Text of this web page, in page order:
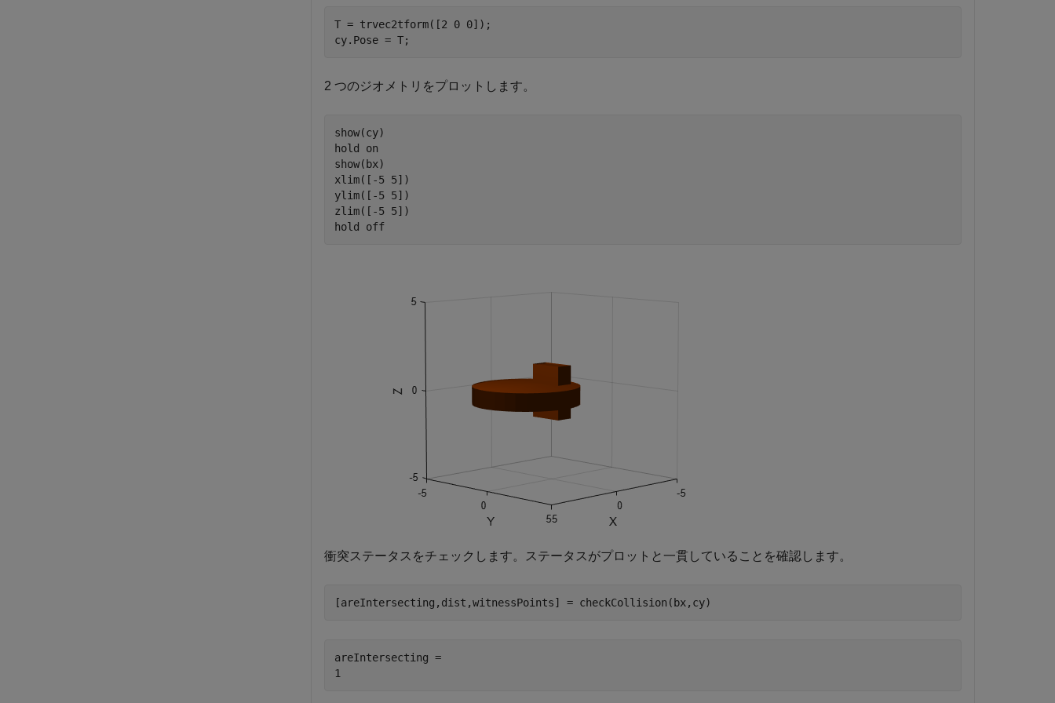
T = trvec2tform([2 0 0]);
cy.Pose = T;
2 つのジオメトリをプロットします。
show(cy)
hold on
show(bx)
xlim([-5 5])
ylim([-5 5])
zlim([-5 5])
hold off
衝突ステータスをチェックします。ステータスがプロットと一貫していることを確認します。
[areIntersecting,dist,witnessPoints] = checkCollision(bx,cy)
areIntersecting =